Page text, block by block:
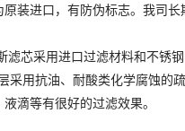
装进口，有防伪标志。我司
滤芯采用进口过滤材料和不锈
采用抗油、耐酸类化学腐蚀的
滴等有很好的过滤效果。